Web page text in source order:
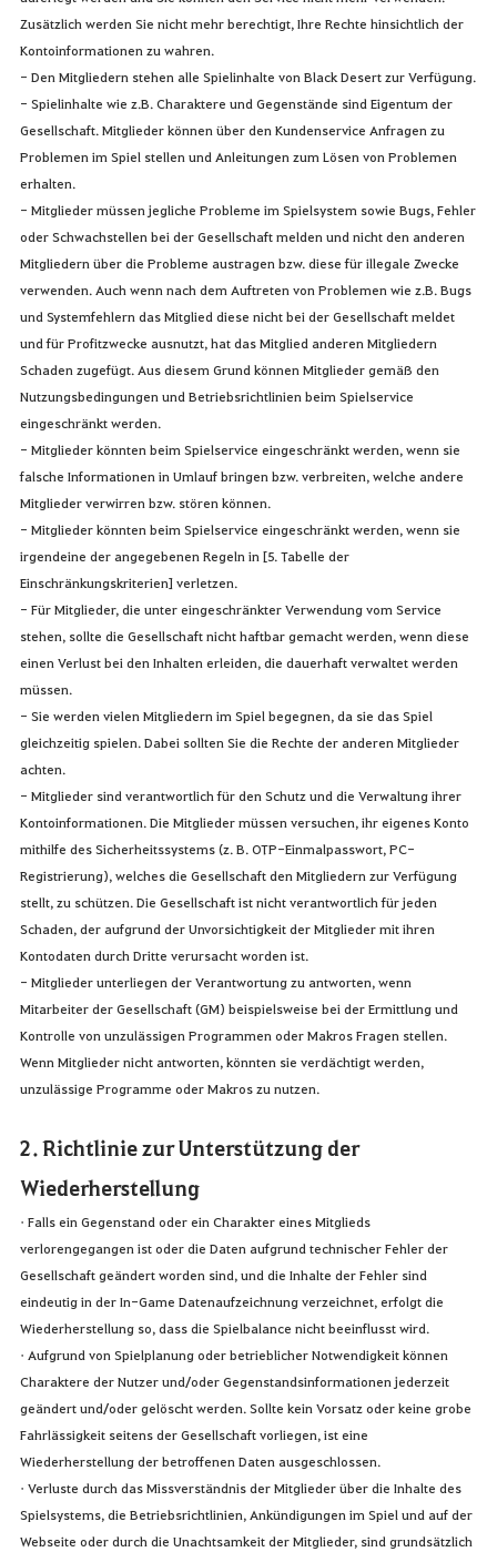
Zusätzlich werden Sie nicht mehr berechtigt, Ihre Rechte hinsichtlich der
Kontoinformationen zu wahren.
- Den Mitgliedern stehen alle Spielinhalte von Black Desert zur Verfügung.
- Spielinhalte wie z.B. Charaktere und Gegenstände sind Eigentum der
Gesellschaft. Mitglieder können über den Kundenservice Anfragen zu
Problemen im Spiel stellen und Anleitungen zum Lösen von Problemen
erhalten.
- Mitglieder müssen jegliche Probleme im Spielsystem sowie Bugs, Fehler
oder Schwachstellen bei der Gesellschaft melden und nicht den anderen
Mitgliedern über die Probleme austragen bzw. diese für illegale Zwecke
verwenden. Auch wenn nach dem Auftreten von Problemen wie z.B. Bugs
und Systemfehlern das Mitglied diese nicht bei der Gesellschaft meldet
und für Profitzwecke ausnutzt, hat das Mitglied anderen Mitgliedern
Schaden zugefügt. Aus diesem Grund können Mitglieder gemäß den
Nutzungsbedingungen und Betriebsrichtlinien beim Spielservice
eingeschränkt werden.
- Mitglieder könnten beim Spielservice eingeschränkt werden, wenn sie
falsche Informationen in Umlauf bringen bzw. verbreiten, welche andere
Mitglieder verwirren bzw. stören können.
- Mitglieder könnten beim Spielservice eingeschränkt werden, wenn sie
irgendeine der angegebenen Regeln in [5. Tabelle der
Einschränkungskriterien] verletzen.
- Für Mitglieder, die unter eingeschränkter Verwendung vom Service
stehen, sollte die Gesellschaft nicht haftbar gemacht werden, wenn diese
einen Verlust bei den Inhalten erleiden, die dauerhaft verwaltet werden
müssen.
- Sie werden vielen Mitgliedern im Spiel begegnen, da sie das Spiel
gleichzeitig spielen. Dabei sollten Sie die Rechte der anderen Mitglieder
achten.
- Mitglieder sind verantwortlich für den Schutz und die Verwaltung ihrer
Kontoinformationen. Die Mitglieder müssen versuchen, ihr eigenes Konto
mithilfe des Sicherheitssystems (z. B. OTP-Einmalpasswort, PC-
Registrierung), welches die Gesellschaft den Mitgliedern zur Verfügung
stellt, zu schützen. Die Gesellschaft ist nicht verantwortlich für jeden
Schaden, der aufgrund der Unvorsichtigkeit der Mitglieder mit ihren
Kontodaten durch Dritte verursacht worden ist.
- Mitglieder unterliegen der Verantwortung zu antworten, wenn
Mitarbeiter der Gesellschaft (GM) beispielsweise bei der Ermittlung und
Kontrolle von unzulässigen Programmen oder Makros Fragen stellen.
Wenn Mitglieder nicht antworten, könnten sie verdächtigt werden,
unzulässige Programme oder Makros zu nutzen.
2. Richtlinie zur Unterstützung der
Wiederherstellung
• Falls ein Gegenstand oder ein Charakter eines Mitglieds
verlorengegangen ist oder die Daten aufgrund technischer Fehler der
Gesellschaft geändert worden sind, und die Inhalte der Fehler sind
eindeutig in der In-Game Datenaufzeichnung verzeichnet, erfolgt die
Wiederherstellung so, dass die Spielbalance nicht beeinflusst wird.
• Aufgrund von Spielplanung oder betrieblicher Notwendigkeit können
Charaktere der Nutzer und/oder Gegenstandsinformationen jederzeit
geändert und/oder gelöscht werden. Sollte kein Vorsatz oder keine grobe
Fahrlässigkeit seitens der Gesellschaft vorliegen, ist eine
Wiederherstellung der betroffenen Daten ausgeschlossen.
• Verluste durch das Missverständnis der Mitglieder über die Inhalte des
Spielsystems, die Betriebsrichtlinien, Ankündigungen im Spiel und auf der
Webseite oder durch die Unachtsamkeit der Mitglieder, sind grundsätzlich